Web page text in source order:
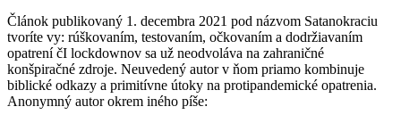
Článok publikovaný 1. decembra 2021 pod názvom Satanokraciu
tvoríte vy: rúškovaním, testovaním, očkovaním a dodržiavaním
opatrení čI lockdownov sa už neodvoláva na zahraničné
konšpiračné zdroje. Neuvedený autor v ňom priamo kombinuje
biblické odkazy a primitívne útoky na protipandemické opatrenia.
Anonymný autor okrem iného píše: